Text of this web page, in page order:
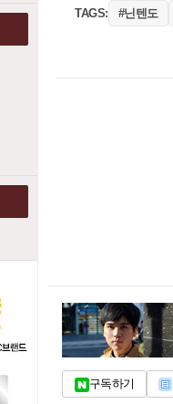
TAGS: #닌텐도
구독하기